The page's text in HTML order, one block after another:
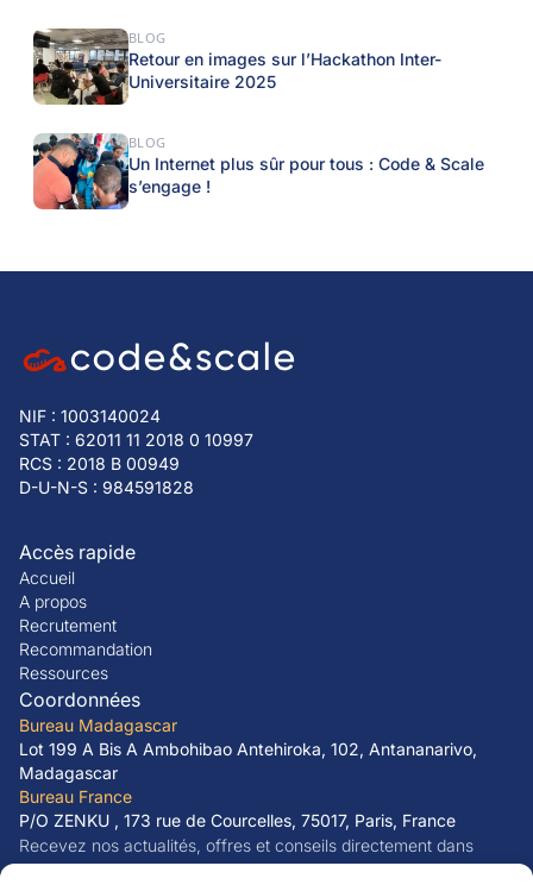
BLOG
Retour en images sur l’Hackathon Inter-
Universitaire 2025
BLOG
Un Internet plus sûr pour tous : Code & Scale
s’engage !
NIF : 1003140024
STAT : 62011 11 2018 0 10997
RCS : 2018 B 00949
D-U-N-S : 984591828
Accès rapide
Accueil
A propos
Recrutement
Recommandation
Ressources
Coordonnées
Bureau Madagascar
Lot 199 A Bis A Ambohibao Antehiroka, 102, Antananarivo,
Madagascar
Bureau France
P/O ZENKU , 173 rue de Courcelles, 75017, Paris, France
Recevez nos actualités, offres et conseils directement dans